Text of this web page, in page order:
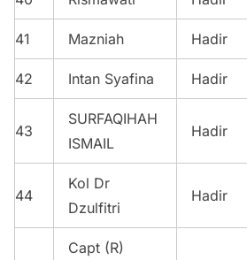
41 Mazniah Hadir
42 Intan Syafina Hadir
43
SURFAQIHAH
ISMAIL
Hadir
44
Kol Dr
Dzulfitri
Hadir
Capt (R)